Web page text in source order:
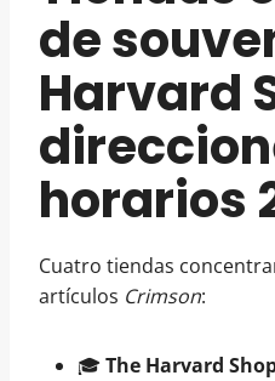
de
Harvard
horarios
Cuatro tiendas
artículos Crimson:
🎓 The Harvard